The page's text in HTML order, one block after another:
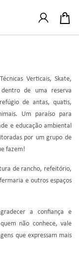
Verticais, Skate,
de uma reserva
de antas, quatis,
Um paraíso para
e educação ambiental
por um grupo de
fazem!
de rancho, refeitório,
e outros espaços
a confiança e
não conhece, vale
que expressam mais